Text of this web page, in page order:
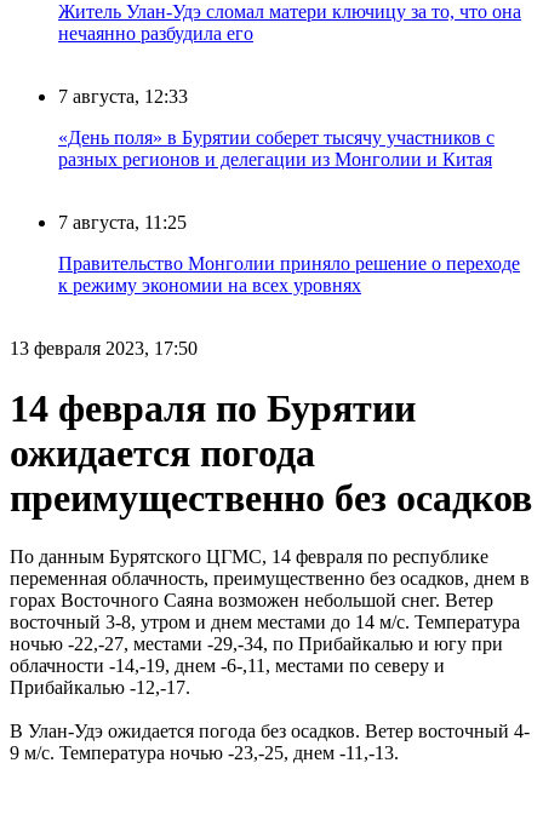
Житель Улан-Удэ сломал матери ключицу за то, что она
нечаянно разбудила его
7 августа, 12:33
«День поля» в Бурятии соберет тысячу участников с
разных регионов и делегации из Монголии и Китая
7 августа, 11:25
Правительство Монголии приняло решение о переходе
к режиму экономии на всех уровнях
13 февраля 2023, 17:50
14 февраля по Бурятии
ожидается погода
преимущественно без осадков
По данным Бурятского ЦГМС, 14 февраля по республике
переменная облачность, преимущественно без осадков, днем в
горах Восточного Саяна возможен небольшой снег. Ветер
восточный 3-8, утром и днем местами до 14 м/с. Температура
ночью -22,-27, местами -29,-34, по Прибайкалью и югу при
облачности -14,-19, днем -6-,11, местами по северу и
Прибайкалью -12,-17.
В Улан-Удэ ожидается погода без осадков. Ветер восточный 4-
9 м/с. Температура ночью -23,-25, днем -11,-13.